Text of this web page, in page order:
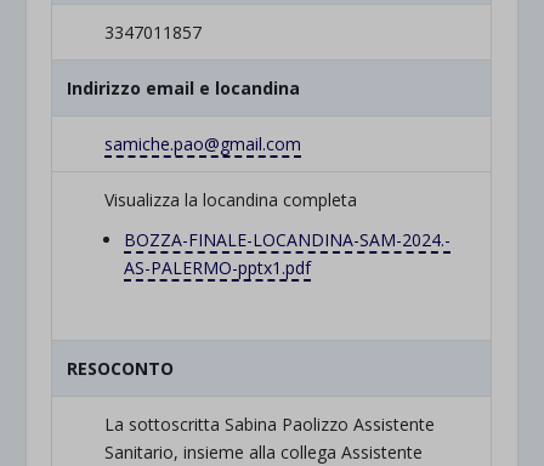
3347011857
Indirizzo email e locandina
samiche.pao@gmail.com
Visualizza la locandina completa
BOZZA-FINALE-LOCANDINA-SAM-2024.-
AS-PALERMO-pptx1.pdf
RESOCONTO
La sottoscritta Sabina Paolizzo Assistente
Sanitario, insieme alla collega Assistente